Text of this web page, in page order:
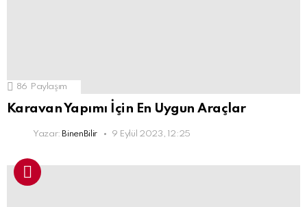
86 Paylaşım
Karavan Yapımı İçin En Uygun Araçlar
Yazar: BinenBilir 9 Eylül 2023, 12:25